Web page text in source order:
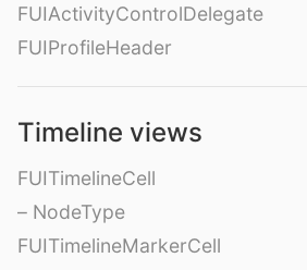
FUIActivityControlDelegate
FUIProfileHeader
Timeline views
FUITimelineCell
– NodeType
FUITimelineMarkerCell